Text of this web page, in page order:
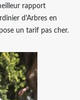
rapport
d'Arbres en
un tarif pas cher.